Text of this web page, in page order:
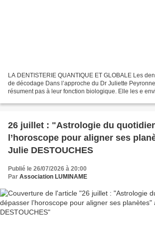
LA DENTISTERIE QUANTIQUE ET GLOBALE Les
de décodage Dans l’approche du Dr Juliette
résument pas à leur fonction biologique. Elle les e
26 juillet : "Astrologie du
l’horoscope pour aligner ses
Julie DESTOUCHES
Publié le 26/07/2026 à 20:00
Par Association LUMINAME